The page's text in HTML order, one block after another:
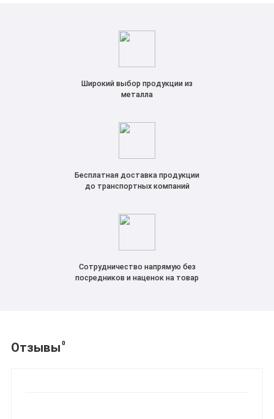
Широкий выбор продукции из
металла
Бесплатная доставка продукции
до транспортных компаний
Сотрудничество напрямую без
посредников и наценок на товар
Отзывы 0